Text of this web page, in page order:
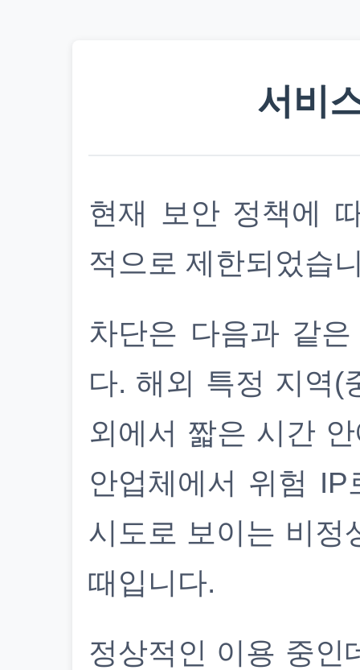
서비
현재 보안 정책에
적으로 제한되었습
차단은 다음과 같
다. 해외 특정 지역(
외에서 짧은 시간
안업체에서 위험
시도로 보이는 비정
때입니다.
정상적인 이용 중인